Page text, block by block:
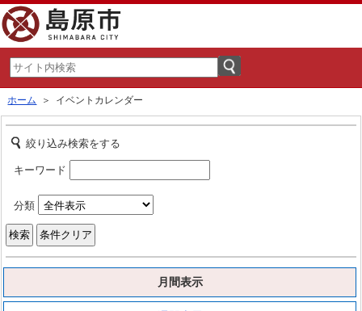
ホーム ＞ イベントカレンダー
絞り込み検索をする
キーワード
分類
月間表示